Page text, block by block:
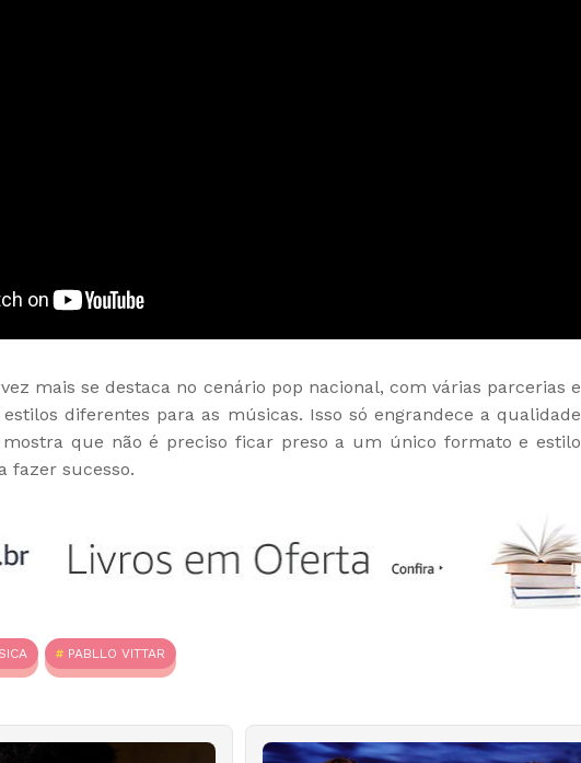
mais se destaca no cenário pop nacional, com várias parcerias e
diferentes para as músicas. Isso só engrandece a qualidade
que não é preciso ficar preso a um único formato e estilo
fazer sucesso.
PABLLO VITTAR